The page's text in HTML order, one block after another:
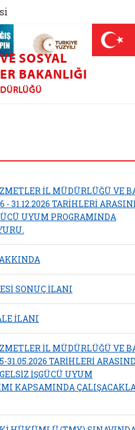
açılır)
(yeni sekmede açılır)
Darülaceze bağış sayfası (yeni
SOSYAL
BAKANLIĞI
İL MÜDÜRLÜĞÜ VE
- 31.12.2026 TARİHLERİ
UYUM PROGRAMINDA
SONUÇ İLANI
İLANI
İL MÜDÜRLÜĞÜ VE
31.05.2026 TARİHLERİ
İŞGÜCÜ UYUM
KAPSAMINDA